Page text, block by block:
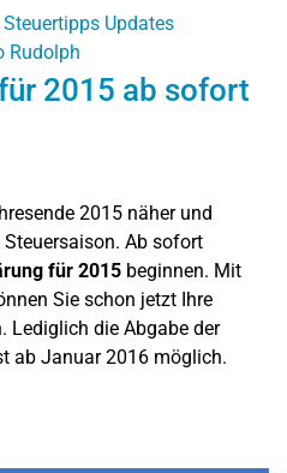
Steuertipps Updates
Rudolph
2015 ab sofort
2015 näher und
Ab sofort
für 2015 beginnen. Mit
Sie schon jetzt Ihre
Lediglich die Abgabe der
ab Januar 2016 möglich.